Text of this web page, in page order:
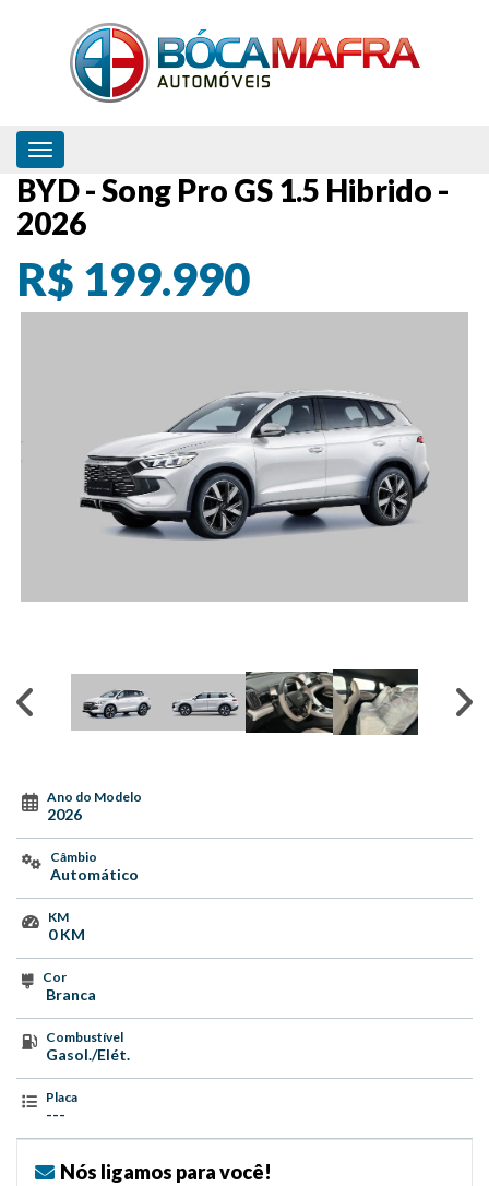
Toggle navigation
BYD - Song Pro GS 1.5 Hibrido -
2026
R$ 199.990
Ano do Modelo
2026
Câmbio
Automático
KM
0 KM
Cor
Branca
Combustível
Gasol./Elét.
Placa
---
Nós ligamos para você!